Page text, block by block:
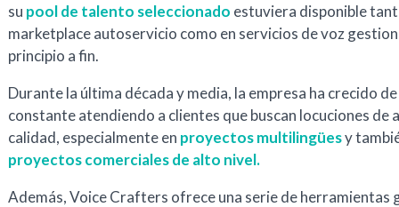
su pool de talento seleccionado estuviera disponible
marketplace autoservicio como en servicios de voz
principio a fin.
Durante la última década y media, la empresa ha crecido
constante atendiendo a clientes que buscan locuciones de
calidad, especialmente en proyectos multilingüesy
proyectos comerciales de alto nivel.
Además, Voice Crafters ofrece una serie de herramientas